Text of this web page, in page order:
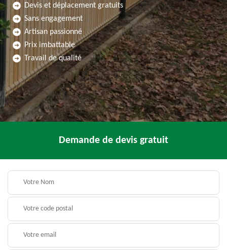
Devis et déplacement gratuits
Sans engagement
Artisan passionné
Prix imbattable
Travail de qualité
Demande de devis gratuit